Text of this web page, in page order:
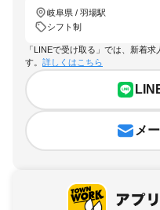
岐阜県 / 羽場駅
シフト制
「LINEで受け取る」では、新着
す。 詳しくはこちら
メ